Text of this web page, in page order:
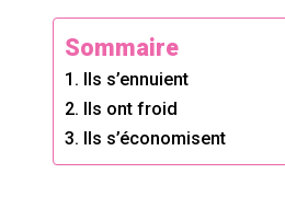
Sommaire
1. Ils s’ennuient
2. Ils ont froid
3. Ils s’économisent